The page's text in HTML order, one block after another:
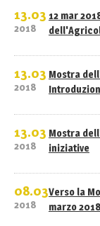
13.03
2018
12 mar
13.03
2018
Mostra
13.03
2018
Mostra
iniziative
08.03
2018
Verso la
marzo 2018